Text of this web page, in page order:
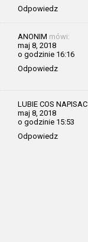
Odpowiedz
ANONIM mówi:
maj 8, 2018
o godzinie 16:16
Odpowiedz
LUBIE COS NAPISAC
maj 8, 2018
o godzinie 15:53
Odpowiedz